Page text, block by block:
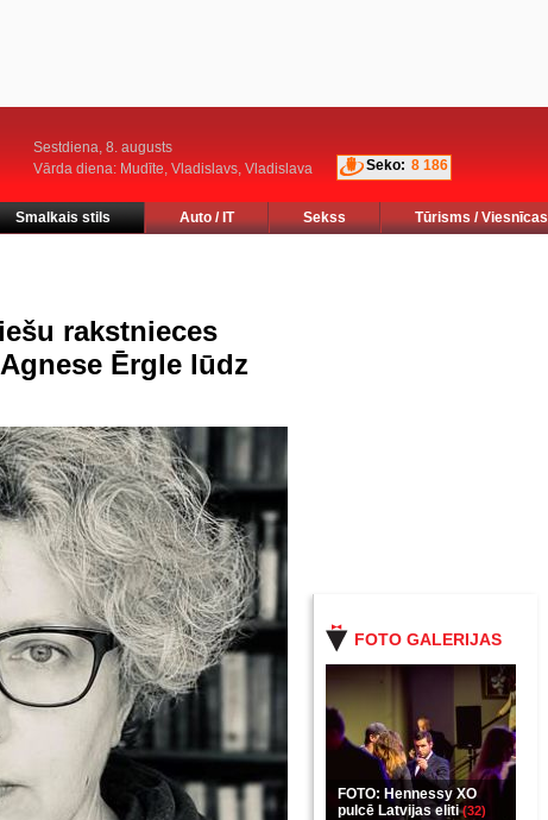
Sestdiena, 8. augusts
Vārda diena: Mudīte, Vladislavs, Vladislava
Seko: 8 186
Smalkais stils Auto / IT Sekss Tūrisms / Viesnīcas
FOTO GALERIJAS
FOTO: Hennessy XO
pulcē Latvijas eliti(32)
rakstnieces
Ērgle lūdz